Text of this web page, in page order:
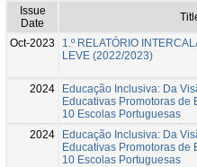
Issue
Date
Oct-2023
1.º RELATÓRIO
LEVE (2022/2023)
2024
Educação Inclusiva: Da
Educativas Promotoras de
10 Escolas Portuguesas
2024
Educação Inclusiva: Da
Educativas Promotoras de
10 Escolas Portuguesas